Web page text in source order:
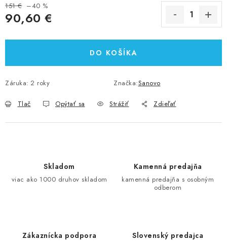
151 € –40 %
90,60 €
DO KOŠÍKA
Záruka: 2 roky Značka:Sanovo
Tlač Opýtať sa Strážiť Zdieľať
Skladom
viac ako 1000 druhov skladom
Kamenná predajňa
kamenná predajňa s osobným
odberom
Zákaznícka podpora Slovenský predajca